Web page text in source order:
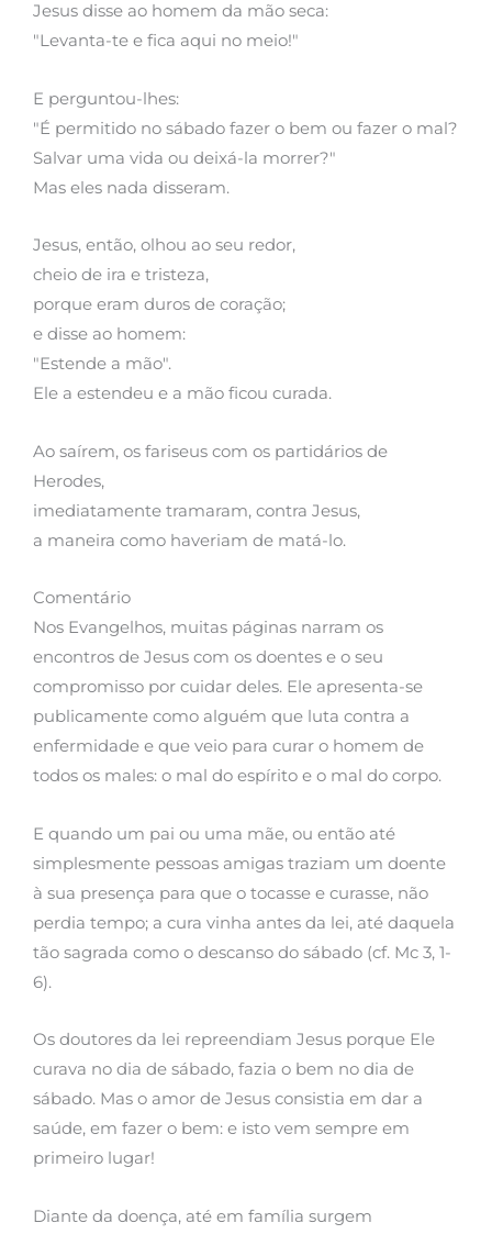
Jesus disse ao homem da mão seca:
"Levanta-te e fica aqui no meio!"
E perguntou-lhes:
"É permitido no sábado fazer o bem ou fazer o mal?
Salvar uma vida ou deixá-la morrer?"
Mas eles nada disseram.
Jesus, então, olhou ao seu redor,
cheio de ira e tristeza,
porque eram duros de coração;
e disse ao homem:
"Estende a mão".
Ele a estendeu e a mão ficou curada.
Ao saírem, os fariseus com os partidários de
Herodes,
imediatamente tramaram, contra Jesus,
a maneira como haveriam de matá-lo.
Comentário
Nos Evangelhos, muitas páginas narram os
encontros de Jesus com os doentes e o seu
compromisso por cuidar deles. Ele apresenta-se
publicamente como alguém que luta contra a
enfermidade e que veio para curar o homem de
todos os males: o mal do espírito e o mal do corpo.
E quando um pai ou uma mãe, ou então até
simplesmente pessoas amigas traziam um doente
à sua presença para que o tocasse e curasse, não
perdia tempo; a cura vinha antes da lei, até daquela
tão sagrada como o descanso do sábado (cf. Mc 3, 1-
6).
Os doutores da lei repreendiam Jesus porque Ele
curava no dia de sábado, fazia o bem no dia de
sábado. Mas o amor de Jesus consistia em dar a
saúde, em fazer o bem: e isto vem sempre em
primeiro lugar!
Diante da doença, até em família surgem